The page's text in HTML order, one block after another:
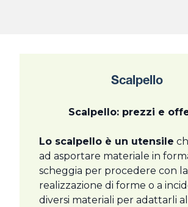
Scalpello
Scalpello: prezzi e
Lo scalpello è un utensile
ad asportare materiale in
scheggia per procedere con la
realizzazione di forme o a
diversi materiali per adattarli al